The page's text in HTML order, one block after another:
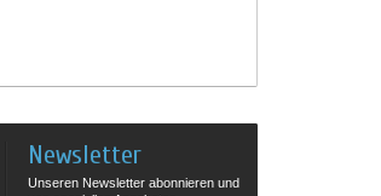
Newsletter
Unseren Newsletter abonnieren und